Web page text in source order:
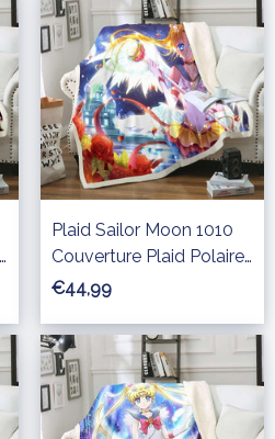
Plaid Sailor Moon 1010
Couverture Plaid Polaire
Plaid Canapé
€44,99